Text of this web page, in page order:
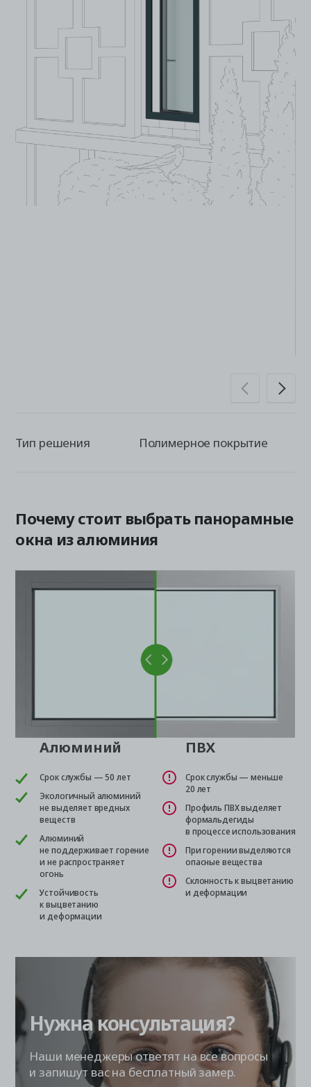
Тип решения Полимерное покрытие
Почему стоит выбрать панорамные
окна из алюминия
Алюминий
Срок службы — 50 лет
Экологичный алюминий
не выделяет вредных
веществ
Алюминий
не поддерживает горение
и не распространяет
огонь
Устойчивость
к выцветанию
и деформации
ПВХ
Срок службы — меньше
20 лет
Профиль ПВХ выделяет
формальдегиды
в процессе использования
При горении выделяются
опасные вещества
Склонность к выцветанию
и деформации
Нужна консультация?
Наши менеджеры ответят на все вопросы
и запишут вас на бесплатный замер.